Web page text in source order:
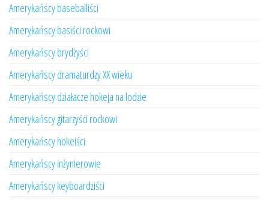
Amerykańscy baseballiści
Amerykańscy basiści rockowi
Amerykańscy brydżyści
Amerykańscy dramaturdzy XX wieku
Amerykańscy działacze hokeja na lodzie
Amerykańscy gitarzyści rockowi
Amerykańscy hokeiści
Amerykańscy inżynierowie
Amerykańscy keyboardziści